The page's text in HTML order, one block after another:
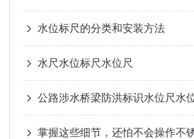
水位标尺的分类和安装方法
水尺水位标尺水位尺
公路涉水桥梁防洪标识水位尺水
掌握这些细节，还怕不会操作不